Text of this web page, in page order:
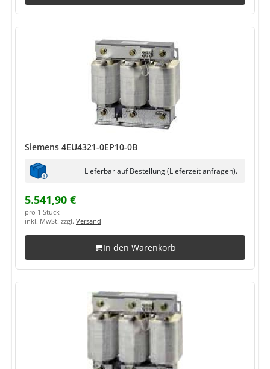
Siemens 4EU4321-0EP10-0B
Lieferbar auf Bestellung (Lieferzeit anfragen).
5.541,90 €
pro 1 Stück
inkl. MwSt. zzgl. Versand
In den Warenkorb